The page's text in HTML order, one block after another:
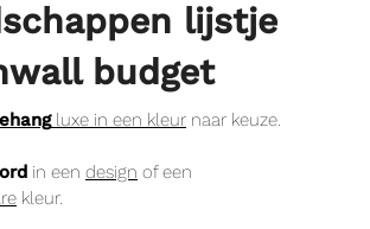
lijstje
budget
luxe in een kleur naar keuze.
in een design of een
kleur.